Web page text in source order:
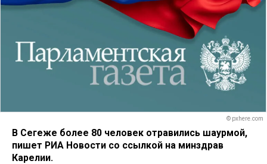
© pxhere.com
В Сегеже более 80 человек отравились шаурмой,
пишет РИА Новости со ссылкой на минздрав
Карелии.